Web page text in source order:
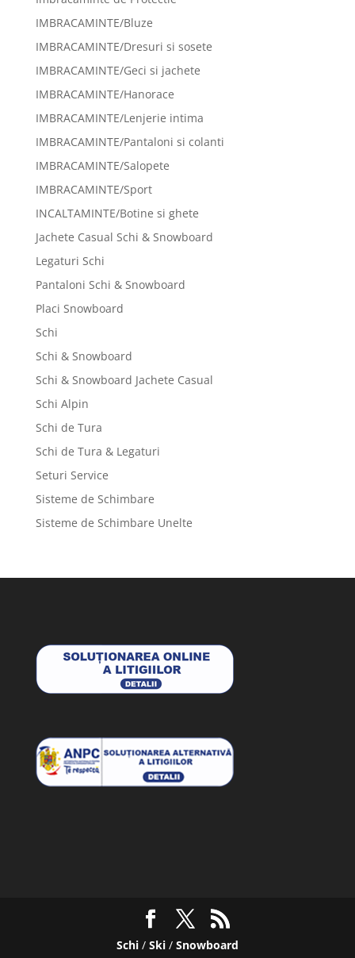
IMBRACAMINTE/Bluze
IMBRACAMINTE/Dresuri si sosete
IMBRACAMINTE/Geci si jachete
IMBRACAMINTE/Hanorace
IMBRACAMINTE/Lenjerie intima
IMBRACAMINTE/Pantaloni si colanti
IMBRACAMINTE/Salopete
IMBRACAMINTE/Sport
INCALTAMINTE/Botine si ghete
Jachete Casual Schi & Snowboard
Legaturi Schi
Pantaloni Schi & Snowboard
Placi Snowboard
Schi
Schi & Snowboard
Schi & Snowboard Jachete Casual
Schi Alpin
Schi de Tura
Schi de Tura & Legaturi
Seturi Service
Sisteme de Schimbare
Sisteme de Schimbare Unelte
Schi/ Ski/ Snowboard